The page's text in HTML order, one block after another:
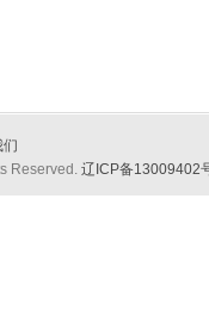
们
Reserved. 辽ICP备13009402